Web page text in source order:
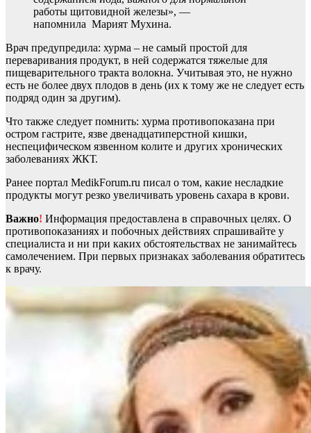
работы щитовидной железы», —
напомнила Марият Мухина.
Врач предупредила: хурма – не самый простой для
переваривания продукт, в ней содержатся тяжелые для
пищеварительного тракта волокна. Учитывая это, не нужно
есть не более двух плодов в день (их к тому же не следует есть
подряд один за другим).
Что также следует помнить: хурма противопоказана при
остром гастрите, язве двенадцатиперстной кишки,
неспецифическом язвенном колите и других хронических
заболеваниях ЖКТ.
Ранее портал MedikForum.ru писал о том, какие несладкие
продукты могут резко увеличивать уровень сахара в крови.
Важно! Информация предоставлена в справочных целях. О
противопоказаниях и побочных действиях спрашивайте у
специалиста и ни при каких обстоятельствах не занимайтесь
самолечением. При первых признаках заболевания обратитесь
к врачу.